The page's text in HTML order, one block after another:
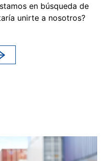
en búsqueda de
unirte a nosotros?